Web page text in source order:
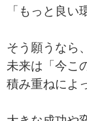
「もっと良い
そう願うなら、
未来は「今こ
積み重ねによ